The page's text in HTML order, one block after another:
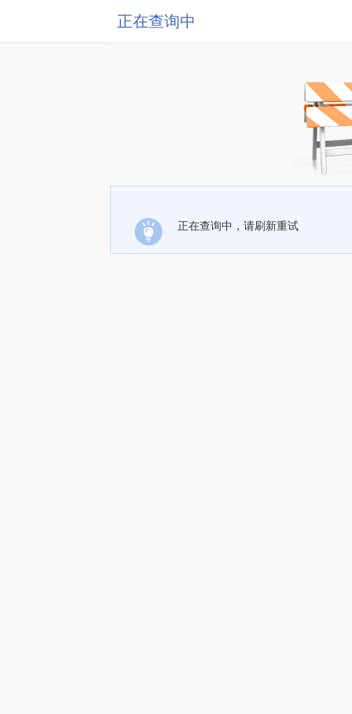
正在查询中
正在查询中，请刷新重试